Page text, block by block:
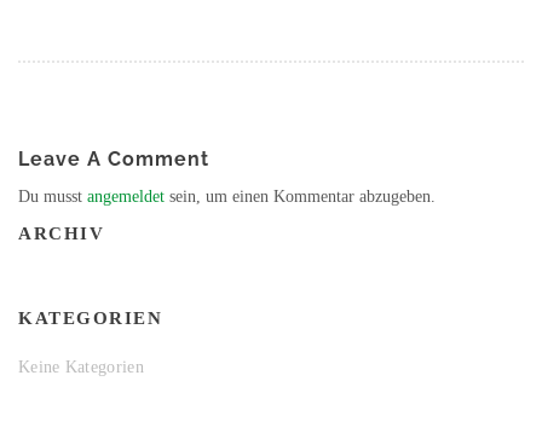
Leave A Comment
Du musst angemeldet sein, um einen Kommentar abzugeben.
ARCHIV
KATEGORIEN
Keine Kategorien